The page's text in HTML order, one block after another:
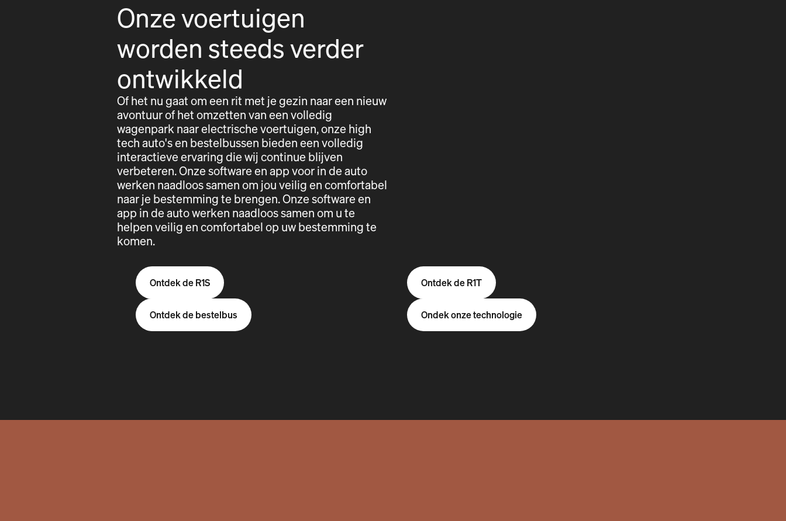
Onze voertuigen
worden steeds verder
ontwikkeld
Of het nu gaat om een rit met je gezin naar een nieuw
avontuur of het omzetten van een volledig
wagenpark naar electrische voertuigen, onze high
tech auto's en bestelbussen bieden een volledig
interactieve ervaring die wij continue blijven
verbeteren. Onze software en app voor in de auto
werken naadloos samen om jou veilig en comfortabel
naar je bestemming te brengen. Onze software en
app in de auto werken naadloos samen om u te
helpen veilig en comfortabel op uw bestemming te
komen.
Ontdek de R1S Ontdek de R1T
Ontdek de bestelbus Ondek onze technologie